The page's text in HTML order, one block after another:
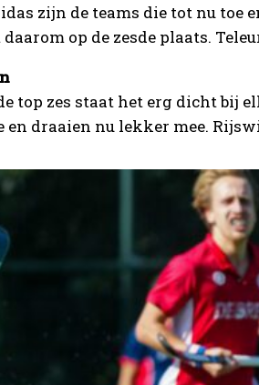
zijn de teams die tot nu
daarom op de zesde plaats.
top zes staat het erg dicht bij
en draaien nu lekker mee.